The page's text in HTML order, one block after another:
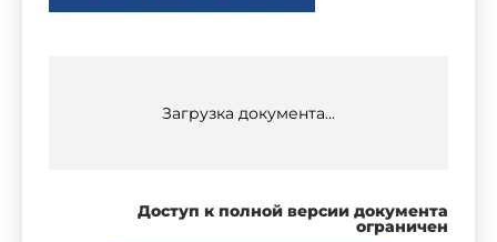
Загрузка документа...
Доступ к полной версии документа
ограничен